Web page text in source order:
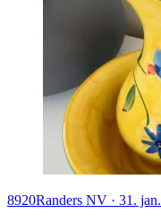
8920Randers NV · 31. jan.